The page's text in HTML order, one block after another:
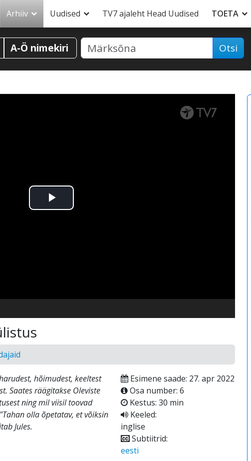
Arhiiv Uudised TV7 ajaleht Head Uudised TOETA
A-Ö nimekiri Otsi
Esita
hõimudest, keeltest
Saates räägitakse Oleviste
ning mil viisil toovad
olla õpetatav, et võiksin
Jules.
Esimene saade: 27. apr 2022
Osa number: 6
Kestus: 30 min
Keeled:
inglise
Subtiitrid:
eesti